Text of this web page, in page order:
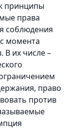
принципы
права
соблюдения
момента
В их числе –
право
против